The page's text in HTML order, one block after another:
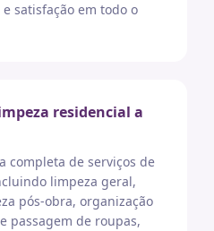
satisfação em todo o
residencial a
completa de serviços de
limpeza geral,
pós-obra, organização
passagem de roupas,